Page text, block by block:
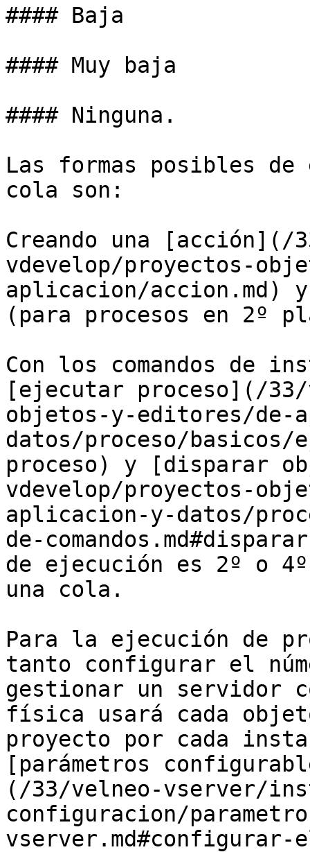
#### Baja
#### Muy baja
#### Ninguna.
Las formas posibles
cola son:
Creando una [acción](/
vdevelop/proyectos-
aplicacion/accion.md)
(para procesos en 2º
Con los comandos de
[ejecutar proceso](/33/
objetos-y-editores/de-
datos/proceso/basicos/
proceso) y [disparar
vdevelop/proyectos-
aplicacion-y-datos/
de-
de ejecución es 2º o
una cola.
Para la ejecución de
tanto configurar el
gestionar un servidor
física usará cada
proyecto por cada
[parámetros
(/33/velneo-vserver/
configuracion/
vserver.md#configurar-